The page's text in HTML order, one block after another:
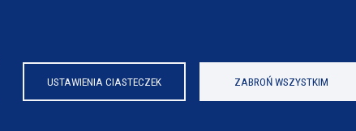
USTAWIENIA CIASTECZEK ZABROŃ WSZYSTKIM